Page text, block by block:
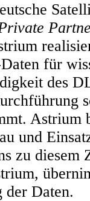
für
des
Astrium
und
zu diesem
der Daten.